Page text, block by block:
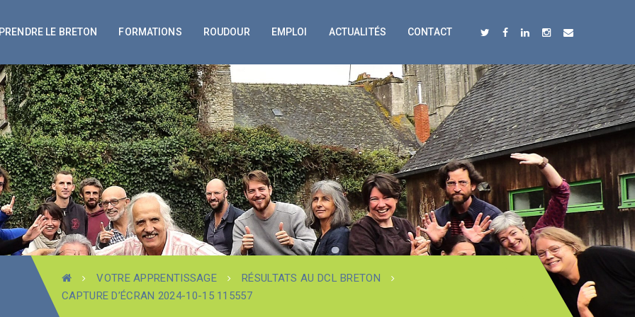
LE BRETON FORMATIONS ROUDOUR EMPLOI ACTUALITÉS CONTACT
VOTRE APPRENTISSAGE
RÉSULTATS AU DCL BRETON
CAPTURE D’ÉCRAN 2024-10-15 115557